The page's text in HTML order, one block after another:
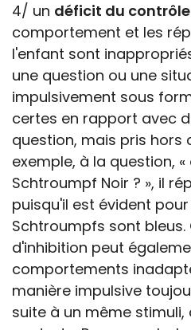
4/ un déficit du
comportement et les
l'enfant sont
une question ou une
impulsivement sous
certes en rapport avec
question, mais pris hors
exemple, à la question,
Schtroumpf Noir ? », il
puisqu'il est évident
Schtroumpfs sont bleus.
d'inhibition peut
comportements
manière impulsive
suite à un même stimuli,